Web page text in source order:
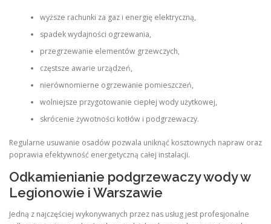
wyższe rachunki za gaz i energię elektryczną,
spadek wydajności ogrzewania,
przegrzewanie elementów grzewczych,
częstsze awarie urządzeń,
nierównomierne ogrzewanie pomieszczeń,
wolniejsze przygotowanie ciepłej wody użytkowej,
skrócenie żywotności kotłów i podgrzewaczy.
Regularne usuwanie osadów pozwala uniknąć kosztownych napraw oraz
poprawia efektywność energetyczną całej instalacji.
Odkamienianie podgrzewaczy wody w
Legionowie i Warszawie
Jedną z najczęściej wykonywanych przez nas usług jest profesjonalne